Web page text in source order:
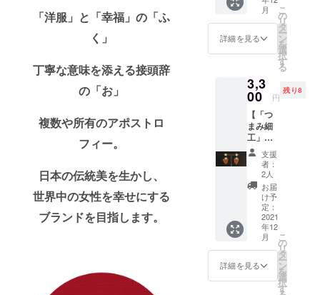
「洋服」と「幸福」の「ふ
く」
丁寧な意味を添える接頭辞
の「お」
複数や所有のアポストロ
フィー。
日本の伝統美を生かし、
世界中の女性を幸せにする
ブランドを目指します。
スは、
フォー
マルな
かさを
添えて
くれま
す。 ピ
アスは
バック
キャッ
チに、
イヤリ
ングは
コット
ンパー
ルの下
に「つ
まみ細
工」を
つけた
み細
工」の
一輪
が、上
品で華
な、
「ofuku
'」オリ
ジナル
デザイ
ンのイ
ヤーア
クセサ
リー。
上品で
洗練さ
れたデ
ザイン
のピア
スは、
フォー
マルな
月
詳細を見る
こ
の
リ
タ
ー
ン
を
選
択
す
る
3,3
00 円
残り8
【「つ
まみ細
工」ピ
アスま
たはイ
ヤリン
グ（柿
色・七
弁の
葉）】
7枚の葉
を思わ
せる剣
つまみ
が、
「ofuku
支援
者：
2人
お届
け予
定：
2021
年12
月
詳細を見る
こ
の
リ
タ
ー
ン
を
選
択
す